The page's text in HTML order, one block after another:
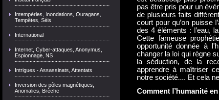
Intempéries, Inondations, Ouragans,
Tempêtes, Séis
International
Internet, Cyber-attaques, Anonymus,
Espionnage, NS
Intrigues - Assassinats, Attentats
Inversion des pôles magnétiques,
Anomalies, Brèche
pas être pris pour un
de plusieurs faits
court pour qu’on puisse
des 4 éléments : l’eau,
Cette fameuse
opportunité donnée à
changer la loi qui règne
la séduction, de la
apprendre à maîtriser
notre société.... Et cela
Comment l’humanité